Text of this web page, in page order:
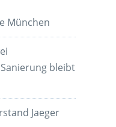
München
bleibt
Jaeger